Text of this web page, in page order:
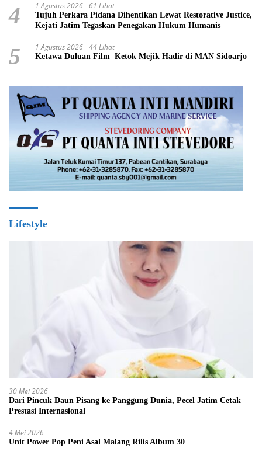
4 1 Agustus 2026 61 Lihat
Tujuh Perkara Pidana Dihentikan Lewat Restorative Justice,
Kejati Jatim Tegaskan Penegakan Hukum Humanis
5 1 Agustus 2026 44 Lihat
Ketawa Duluan Film Ketok Mejik Hadir di MAN Sidoarjo
Lifestyle
30 Mei 2026
Dari Pincuk Daun Pisang ke Panggung Dunia, Pecel Jatim Cetak
Prestasi Internasional
4 Mei 2026
Unit Power Pop Peni Asal Malang Rilis Album 30